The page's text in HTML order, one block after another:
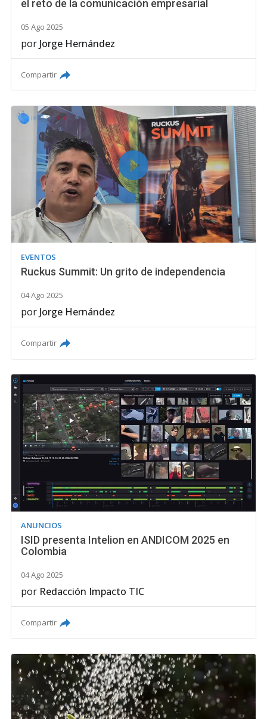
el reto de la comunicación empresarial
05 Ago 2025
por Jorge Hernández
Compartir
EVENTOS
Ruckus Summit: Un grito de independencia
04 Ago 2025
por Jorge Hernández
Compartir
ANUNCIOS
ISID presenta Intelion en ANDICOM 2025 en
Colombia
04 Ago 2025
por Redacción Impacto TIC
Compartir